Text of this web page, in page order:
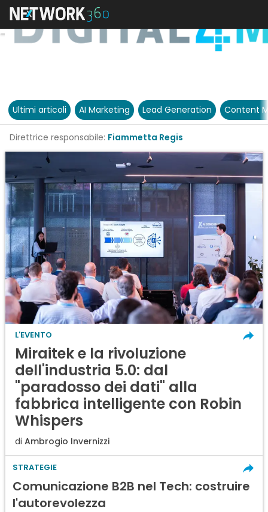
Ultimi articoli AI Marketing Lead Generation Content
Direttrice responsabile: Fiammetta Regis
L'EVENTO
Miraitek e la rivoluzione
dell'industria 5.0: dal
"paradosso dei dati" alla
fabbrica intelligente con Robin
Whispers
di Ambrogio Invernizzi
STRATEGIE
Comunicazione B2B nel Tech: costruire
l'autorevolezza